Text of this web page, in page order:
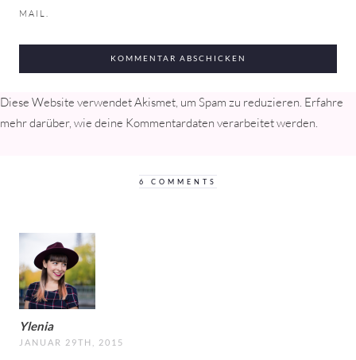
MAIL.
Diese Website verwendet Akismet, um Spam zu reduzieren. Erfahre
mehr darüber, wie deine Kommentardaten verarbeitet werden
6 COMMENTS
Ylenia
JANUAR 29TH, 2015